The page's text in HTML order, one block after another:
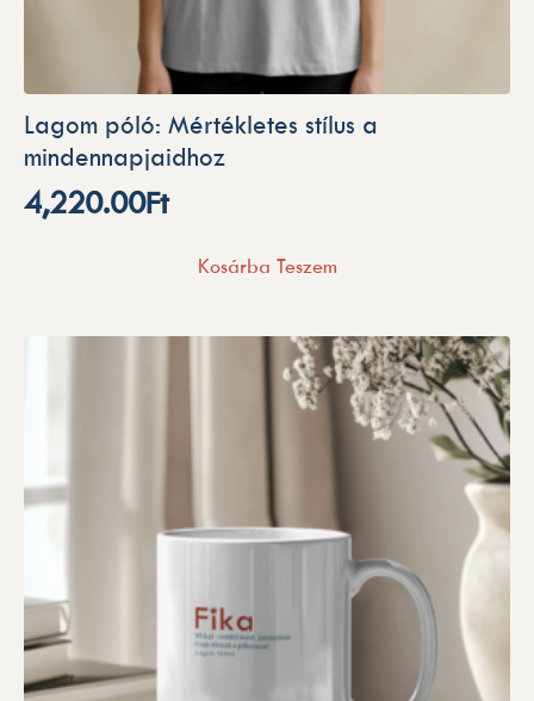
Lagom póló: Mértékletes stílus a
mindennapjaidhoz
4,220.00Ft
Kosárba Teszem